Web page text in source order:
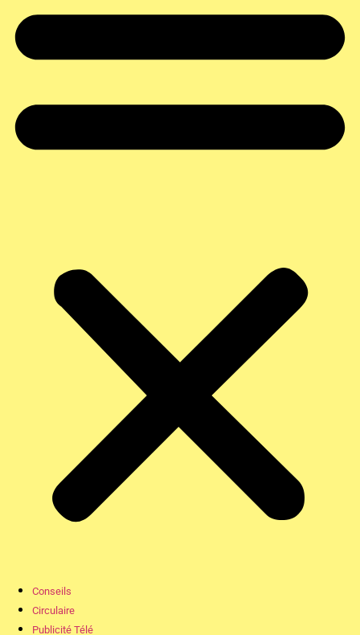
Conseils
Circulaire
Publicité Télé